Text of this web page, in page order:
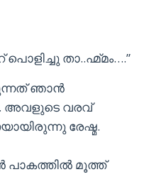
താ..ഹ്മ്മം….”
ഞാന്‍
വരവ്
രേഷ്മ.
പാകത്തില്‍ മൂത്ത്